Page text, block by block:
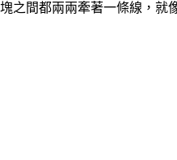
之間都兩兩牽著一條線，